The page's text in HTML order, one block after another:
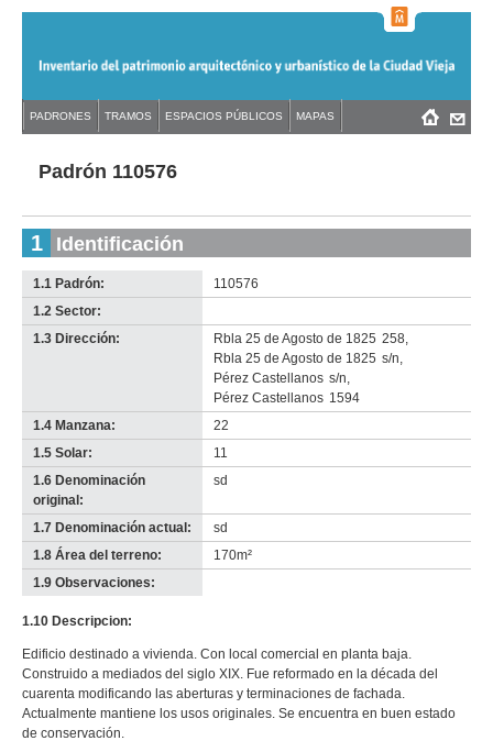
navigation
Back
topPadrón 110576
1 Identificación
1.1 Padrón:
110576
1.2 Sector:
no
info-
1.3 Dirección: Rbla 25 de Agosto de 1825 258,
Rbla 25 de Agosto de 1825 s/n,
Pérez Castellanos s/n,
Pérez Castellanos 1594
1.4 Manzana:
22
1.5 Solar:
11
1.6 Denominación
original:
sd
1.7 Denominación actual:
sd
1.8 Área del terreno:
170m²
1.9 Observaciones:
1.10 Descripcion:
Edificio destinado a vivienda. Con local comercial en planta baja.
Construido a mediados del siglo XIX. Fue reformado en la década del
cuarenta modificando las aberturas y terminaciones de fachada.
Actualmente mantiene los usos originales. Se encuentra en buen estado
de conservación.
Back
to Menú
PADRONES TRAMOS ESPACIOS PÚBLICOS MAPAS